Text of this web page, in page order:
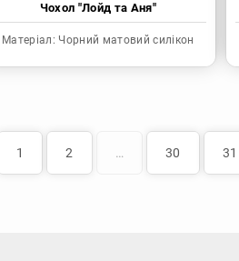
Чохол "Лойд та Аня"
Матеріал: Чорний матовий силікон
1 2 … 30 31